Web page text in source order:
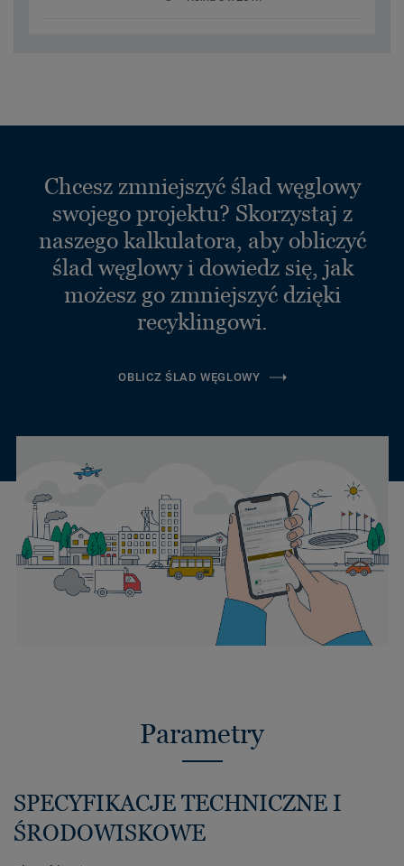
Chcesz zmniejszyć ślad węglowy
swojego projektu? Skorzystaj z
naszego kalkulatora, aby obliczyć
ślad węglowy i dowiedz się, jak
możesz go zmniejszyć dzięki
recyklingowi.
OBLICZ ŚLAD WĘGLOWY
Parametry
SPECYFIKACJE TECHNICZNE I
ŚRODOWISKOWE